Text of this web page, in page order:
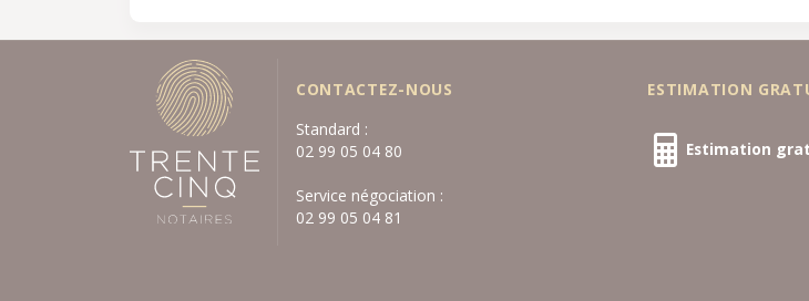
CONTACTEZ-NOUS
Standard :
02 99 05 04 80
Service négociation :
02 99 05 04 81
ESTIMATION
Estimation